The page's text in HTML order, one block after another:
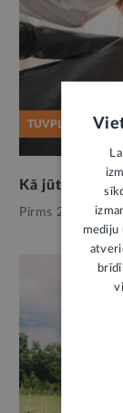
TUVPLĀNĀ
Kā jūtas bērni
Pirms 2
mediju